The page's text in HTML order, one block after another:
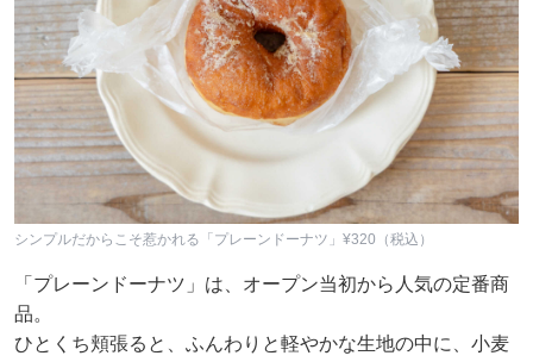
シンプルだからこそ惹かれる「プレーンドーナツ」¥320（税込）
「プレーンドーナツ」は、オープン当初から人気の定番商
品。
ひとくち頬張ると、ふんわりと軽やかな生地の中に、小麦